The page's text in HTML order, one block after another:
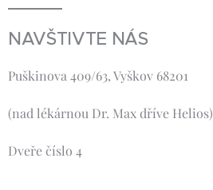
NAVŠTIVTE NÁS
Puškinova 409/63, Vyškov 68201
(nad lékárnou Dr. Max dříve Helios)
Dveře číslo 4